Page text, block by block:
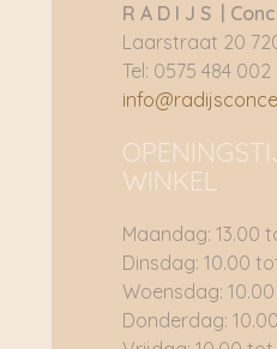
R A D I J S |
Laarstraat 20
Tel: 0575 484 002
WINKEL
Maandag: 13.00
Dinsdag: 10.00
Woensdag:
Donderdag: